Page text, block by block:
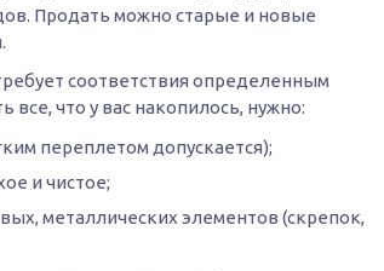
Продать можно старые и новые
соответствия определенным
все, что у вас накопилось, нужно:
переплетом допускается);
и чистое;
металлических элементов (скрепок,